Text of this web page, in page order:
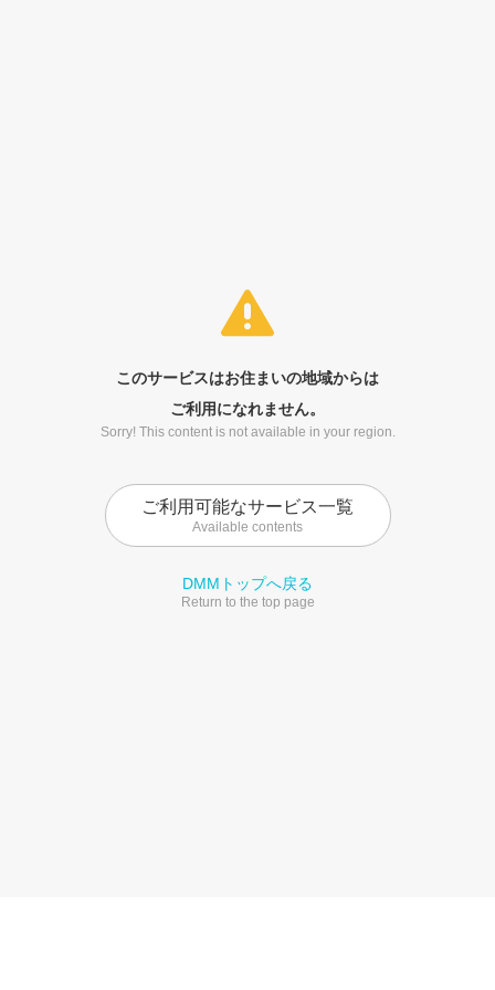
このサービスはお住まいの地域からは
ご利用になれません。
Sorry! This content is not available in your region.
ご利用可能なサービス一覧
Available contents
DMMトップへ戻る
Return to the top page